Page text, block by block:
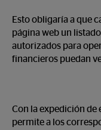
Esto obligaría a que
página web un
autorizados para
financieros puedan
Con la expedición de
permite a los